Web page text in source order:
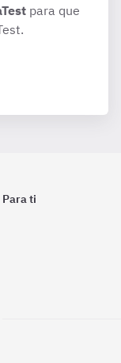
para que
Para ti